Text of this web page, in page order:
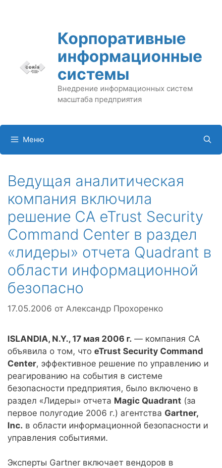
Корпоративные
информационные
системы
Внедрение информационных систем
масштаба предприятия
Меню
Ведущая аналитическая
компания включила
решение CA eTrust Security
Command Center в раздел
«лидеры» отчета Quadrant в
области информационной
безопасно
17.05.2006 от Александр Прохоренко
ISLANDIA, N.Y., 17 мая 2006 г. — компания CA
объявила о том, что eTrust Security Command
Center, эффективное решение по управлению и
реагированию на события в системе
безопасности предприятия, было включено в
раздел «Лидеры» отчета Magic Quadrant (за
первое полугодие 2006 г.) агентства Gartner,
Inc. в области информационной безопасности и
управления событиями.
Эксперты Gartner включает вендоров в